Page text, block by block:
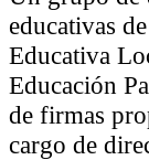
educativas
Educativa
Educación
de firmas
cargo de